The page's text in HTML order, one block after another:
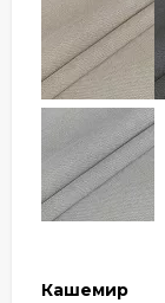
Кашемир